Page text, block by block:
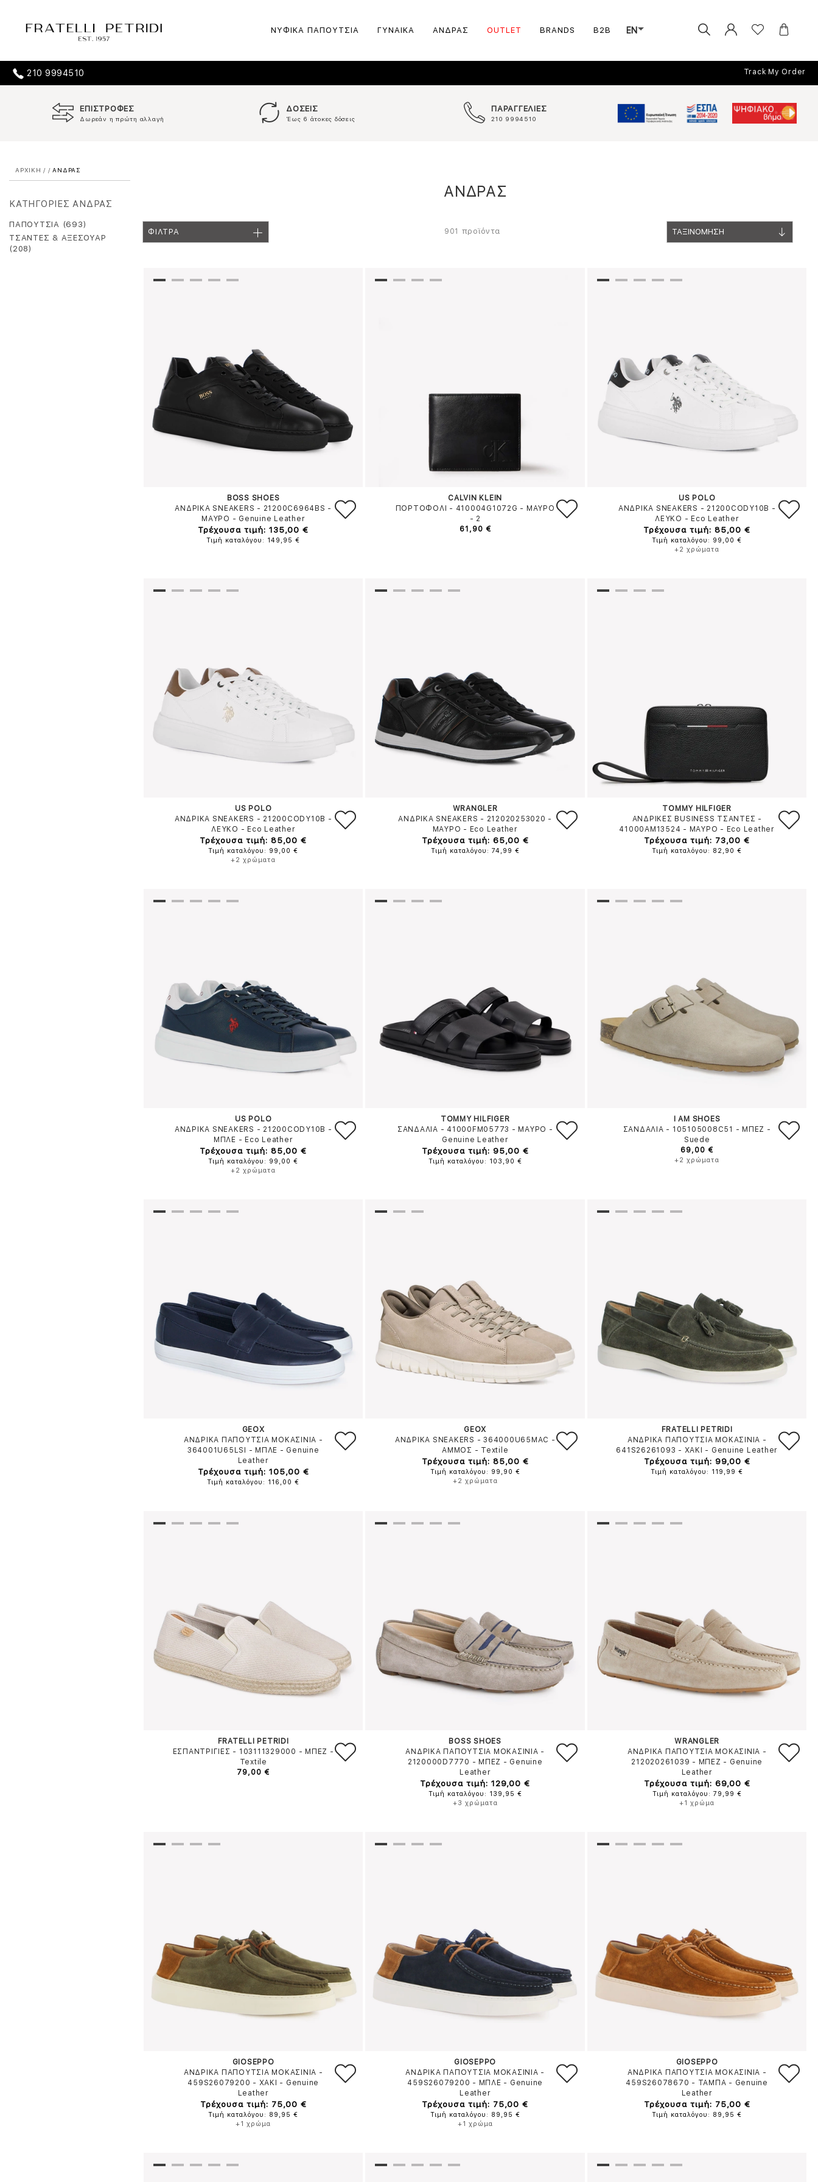
ΝΥΦΙΚΑ ΠΑΠΟΥΤΣΙΑ ΓΥΝΑΙΚΑ ΑΝΔΡΑΣ OUTLET BRANDS B2B EN
210 9994510 Track My Order
ΕΠΙΣΤΡΟΦΕΣ
Δωρεάν η πρώτη αλλαγή
ΔΟΣΕΙΣ
Έως 6 άτοκες δόσεις
ΠΑΡΑΓΓΕΛΙΕΣ
210 9994510
ΑΡΧΙΚΗ / /ΑΝΔΡΑΣ
ΚΑΤΗΓΟΡΙΕΣ ΑΝΔΡΑΣ
ΠΑΠΟΥΤΣΙΑ (693)
ΤΣΑΝΤΕΣ & ΑΞΕΣΟΥΑΡ
(208)
ΑΝΔΡΑΣ
ΦΙΛΤΡΑ 901 προϊόντα ΤΑΞΙΝΟΜΗΣΗ
BOSS SHOES
ΑΝΔΡΙΚΑ SNEAKERS - 21200C6964BS -
ΜΑΥΡΟ - Genuine Leather
Τρέχουσα τιμή: 135,00 €
Τιμή καταλόγου: 149,95 €
CALVIN KLEIN
ΠΟΡΤΟΦΟΛΙ - 410004G1072G - ΜΑΥΡΟ
- 2
61,90 €
US POLO
ΑΝΔΡΙΚΑ SNEAKERS - 21200CODY10B -
ΛΕΥΚΟ - Eco Leather
Τρέχουσα τιμή: 85,00 €
Τιμή καταλόγου: 99,00 €
+2 χρώματα
US POLO
ΑΝΔΡΙΚΑ SNEAKERS - 21200CODY10B -
ΛΕΥΚΟ - Eco Leather
Τρέχουσα τιμή: 85,00 €
Τιμή καταλόγου: 99,00 €
+2 χρώματα
WRANGLER
ΑΝΔΡΙΚΑ SNEAKERS - 212020253020 -
ΜΑΥΡΟ - Eco Leather
Τρέχουσα τιμή: 65,00 €
Τιμή καταλόγου: 74,99 €
TOMMY HILFIGER
ΑΝΔΡΙΚΕΣ BUSINESS ΤΣΑΝΤΕΣ -
41000AM13524 - ΜΑΥΡΟ - Eco Leather
Τρέχουσα τιμή: 73,00 €
Τιμή καταλόγου: 82,90 €
US POLO
ΑΝΔΡΙΚΑ SNEAKERS - 21200CODY10B -
ΜΠΛΕ - Eco Leather
Τρέχουσα τιμή: 85,00 €
Τιμή καταλόγου: 99,00 €
+2 χρώματα
TOMMY HILFIGER
ΣΑΝΔΑΛΙΑ - 41000FM05773 - ΜΑΥΡΟ -
Genuine Leather
Τρέχουσα τιμή: 95,00 €
Τιμή καταλόγου: 103,90 €
I AM SHOES
ΣΑΝΔΑΛΙΑ - 105105008C51
- ΜΠΕΖ -
Suede
69,00 €
+2 χρώματα
GEOX
ΑΝΔΡΙΚΑ ΠΑΠΟΥΤΣΙΑ ΜΟΚΑΣΙΝΙΑ -
364001U65LSI
- ΜΠΛΕ - Genuine
Leather
Τρέχουσα τιμή: 105,00 €
Τιμή καταλόγου: 116,00 €
GEOX
ΑΝΔΡΙΚΑ SNEAKERS - 364000U65MAC -
ΑΜΜΟΣ - Textile
Τρέχουσα τιμή: 85,00 €
Τιμή καταλόγου: 99,90 €
+2 χρώματα
FRATELLI PETRIDI
ΑΝΔΡΙΚΑ ΠΑΠΟΥΤΣΙΑ ΜΟΚΑΣΙΝΙΑ -
641S26261093 - ΧΑΚΙ - Genuine Leather
Τρέχουσα τιμή: 99,00 €
Τιμή καταλόγου: 119,99 €
FRATELLI PETRIDI
ΕΣΠΑΝΤΡΙΓΙΕΣ - 103111329000 - ΜΠΕΖ -
Textile
79,00 €
BOSS SHOES
ΑΝΔΡΙΚΑ ΠΑΠΟΥΤΣΙΑ ΜΟΚΑΣΙΝΙΑ -
2120000D7770 - ΜΠΕΖ - Genuine
Leather
Τρέχουσα τιμή: 129,00 €
Τιμή καταλόγου: 139,95 €
+3 χρώματα
WRANGLER
ΑΝΔΡΙΚΑ ΠΑΠΟΥΤΣΙΑ ΜΟΚΑΣΙΝΙΑ -
212020261039 - ΜΠΕΖ - Genuine
Leather
Τρέχουσα τιμή: 69,00 €
Τιμή καταλόγου: 79,99 €
+1 χρώμα
GIOSEPPO
ΑΝΔΡΙΚΑ ΠΑΠΟΥΤΣΙΑ ΜΟΚΑΣΙΝΙΑ -
459S26079200 - ΧΑΚΙ - Genuine
Leather
Τρέχουσα τιμή: 75,00 €
Τιμή καταλόγου: 89,95 €
+1 χρώμα
GIOSEPPO
ΑΝΔΡΙΚΑ ΠΑΠΟΥΤΣΙΑ ΜΟΚΑΣΙΝΙΑ -
459S26079200 - ΜΠΛΕ - Genuine
Leather
Τρέχουσα τιμή: 75,00 €
Τιμή καταλόγου: 89,95 €
+1 χρώμα
GIOSEPPO
ΑΝΔΡΙΚΑ ΠΑΠΟΥΤΣΙΑ ΜΟΚΑΣΙΝΙΑ -
459S26078670 - ΤΑΜΠΑ - Genuine
Leather
Τρέχουσα τιμή: 75,00 €
Τιμή καταλόγου: 89,95 €